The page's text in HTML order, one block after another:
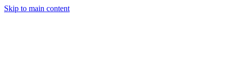
Skip to main content